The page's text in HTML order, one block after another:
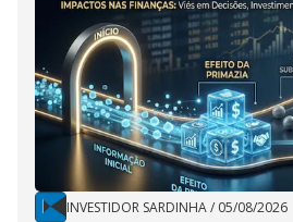
INVESTIDOR SARDINHA/ 05/08/2026